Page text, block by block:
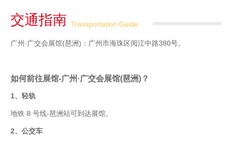
交通指南 Transportation Guide
广州·广交会展馆(琶洲) ： 广州市海珠区阅江中路380号。
如何前往展馆-广州·广交会展馆(琶洲)？
1、轻轨
地铁8 号线-琶洲站可到达展馆。
2、公交车